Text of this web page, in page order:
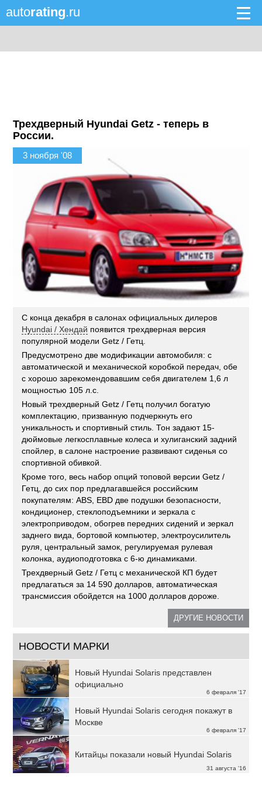
autorating.ru
Трехдверный Hyundai Getz - теперь в
России.
3 ноября '08
С конца декабря в салонах официальных дилеров
Hyundai / Хендай появится трехдверная версия
популярной модели Getz / Гетц.
Предусмотрено две модификации автомобиля: с
автоматической и механической коробкой передач, обе
с хорошо зарекомендовавшим себя двигателем 1,6 л
мощностью 105 л.с.
Новый трехдверный Getz / Гетц получил богатую
комплектацию, призванную подчеркнуть его
уникальность и спортивный стиль. Тон задают 15-
дюймовые легкосплавные колеса и хулиганский задний
спойлер, в салоне настроение развивают сиденья со
спортивной обивкой.
Кроме того, весь набор опций топовой версии Getz /
Гетц, до сих пор предлагавшейся российским
покупателям: ABS, EBD две подушки безопасности,
кондиционер, стеклоподъемники и зеркала с
электроприводом, обогрев передних сидений и зеркал
заднего вида, бортовой компьютер, электроусилитель
руля, центральный замок, регулируемая рулевая
колонка, аудиоподготовка с 6-ю динамиками.
Трехдверный Getz / Гетц с механической КП будет
предлагаться за 14 590 долларов, автоматическая
трансмиссия обойдется на 1000 долларов дороже.
ДРУГИЕ НОВОСТИ
НОВОСТИ МАРКИ
6 февраля '17
Новый Hyundai Solaris представлен
официально
6 февраля '17
Новый Hyundai Solaris сегодня покажут в
Москве
31 августа '16
Китайцы показали новый Hyundai Solaris